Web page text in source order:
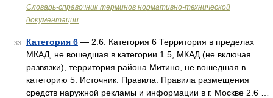
Словарь-справочник терминов нормативно-технической
документации
33 Категория 6 — 2.6. Категория 6 Территория в пределах
МКАД, не вошедшая в категории 1 5, МКАД (не включая
развязки), территория района Митино, не вошедшая в
категорию 5. Источник: Правила: Правила размещения
средств наружной рекламы и информации в г. Москве 2.6 …